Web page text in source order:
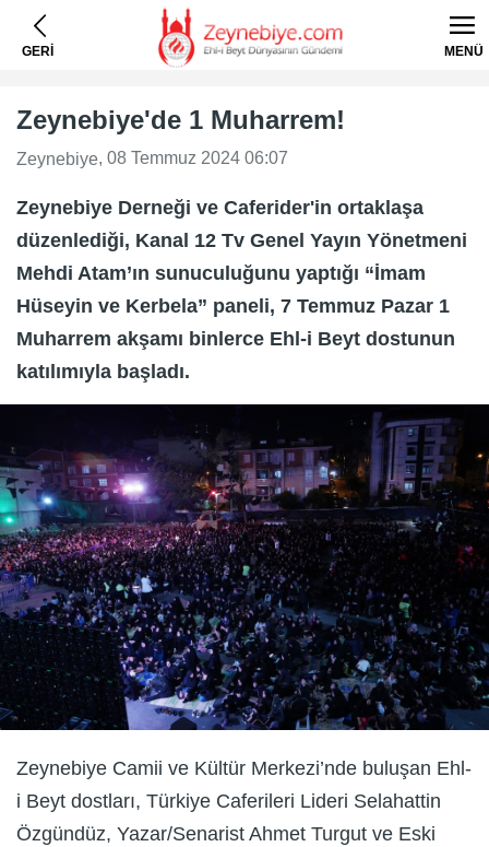
GERİ MENÜ
Zeynebiye'de 1 Muharrem!
Zeynebiye, 08 Temmuz 2024 06:07
Zeynebiye Derneği ve Caferider'in ortaklaşa
düzenlediği, Kanal 12 Tv Genel Yayın Yönetmeni
Mehdi Atam’ın sunuculuğunu yaptığı “İmam
Hüseyin ve Kerbela” paneli, 7 Temmuz Pazar 1
Muharrem akşamı binlerce Ehl-i Beyt dostunun
katılımıyla başladı.
Zeynebiye Camii ve Kültür Merkezi’nde buluşan Ehl-
i Beyt dostları, Türkiye Caferileri Lideri Selahattin
Özgündüz, Yazar/Senarist Ahmet Turgut ve Eski